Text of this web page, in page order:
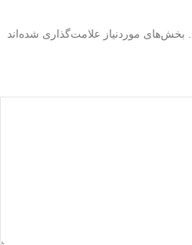
بخش‌های موردنیاز علامت‌گذاری شده‌اند